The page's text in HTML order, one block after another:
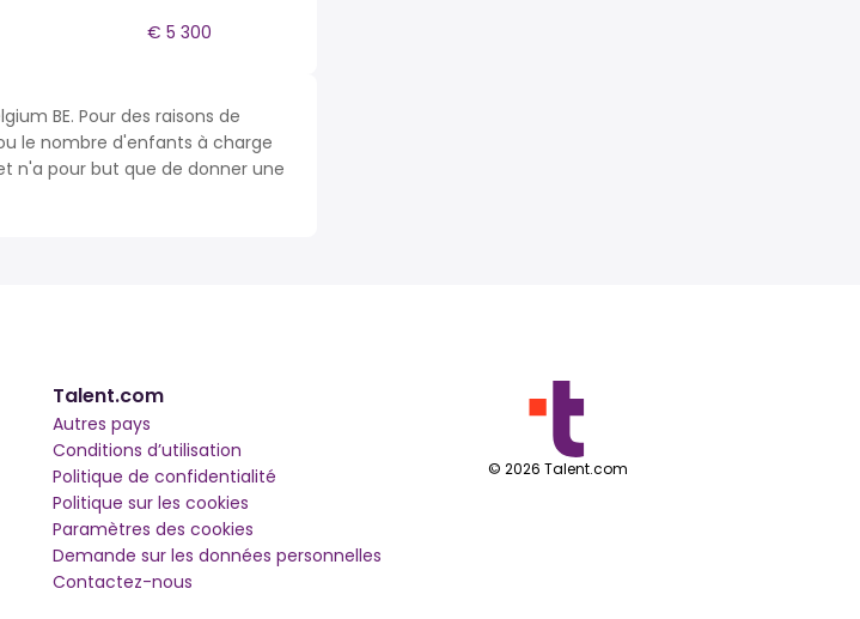
€ 5 300
BE. Pour des raisons de
le nombre d'enfants à charge
n'a pour but que de donner une
Talent.com
Autres pays
Conditions d’utilisation
Politique de confidentialité
Politique sur les cookies
Paramètres des cookies
Demande sur les données personnelles
Contactez-nous
© 2026 Talent.com